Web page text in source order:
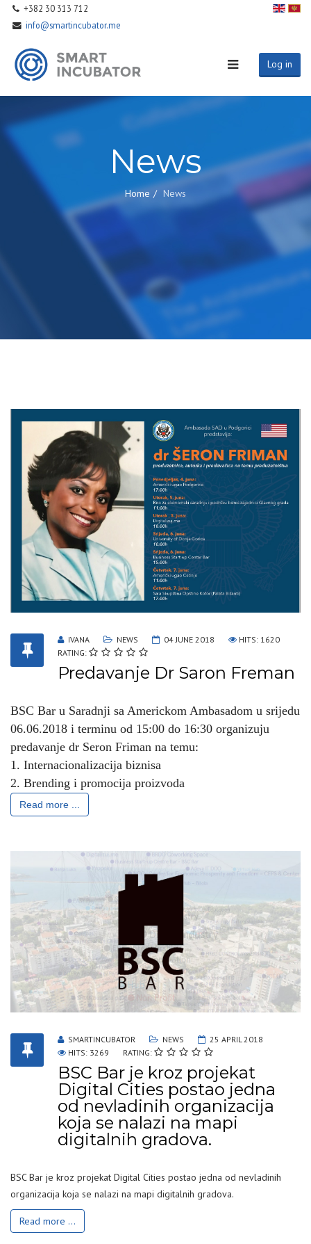
+382 30 313 712
info@smartincubator.me
Log in
News
Home News
IVANA NEWS 04 JUNE 2018
HITS: 1620
RATING:
Predavanje Dr Saron Freman
BSC Bar u Saradnji sa Americkom Ambasadom u srijedu
06.06.2018 i terminu od 15:00 do 16:30 organizuju
predavanje dr Seron Friman na temu:
1. Internacionalizacija biznisa
2. Brending i promocija proizvoda
Read more ...
SMARTINCUBATOR NEWS
25 APRIL 2018
HITS: 3269
RATING:
BSC Bar je kroz projekat
Digital Cities postao jedna
od nevladinih organizacija
koja se nalazi na mapi
digitalnih gradova.
BSC Bar je kroz projekat Digital Cities postao jedna od nevladinih
organizacija koja se nalazi na mapi digitalnih gradova.
Read more ...